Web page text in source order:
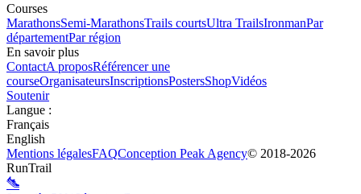
Courses
MarathonsSemi-MarathonsTrails courtsUltra TrailsIronmanPar
départementPar région
En savoir plus
ContactA proposRéférencer une
courseOrganisateursInscriptionsPostersShopVidéos
Soutenir
Langue :
Français
English
Mentions légalesFAQConception Peak Agency© 2018-2026
RunTrail